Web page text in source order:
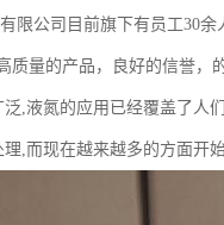
限公司目前旗下有员工30
质量的产品，良好的信誉，
,液氮的应用已经覆盖了人
,而现在越来越多的方面开